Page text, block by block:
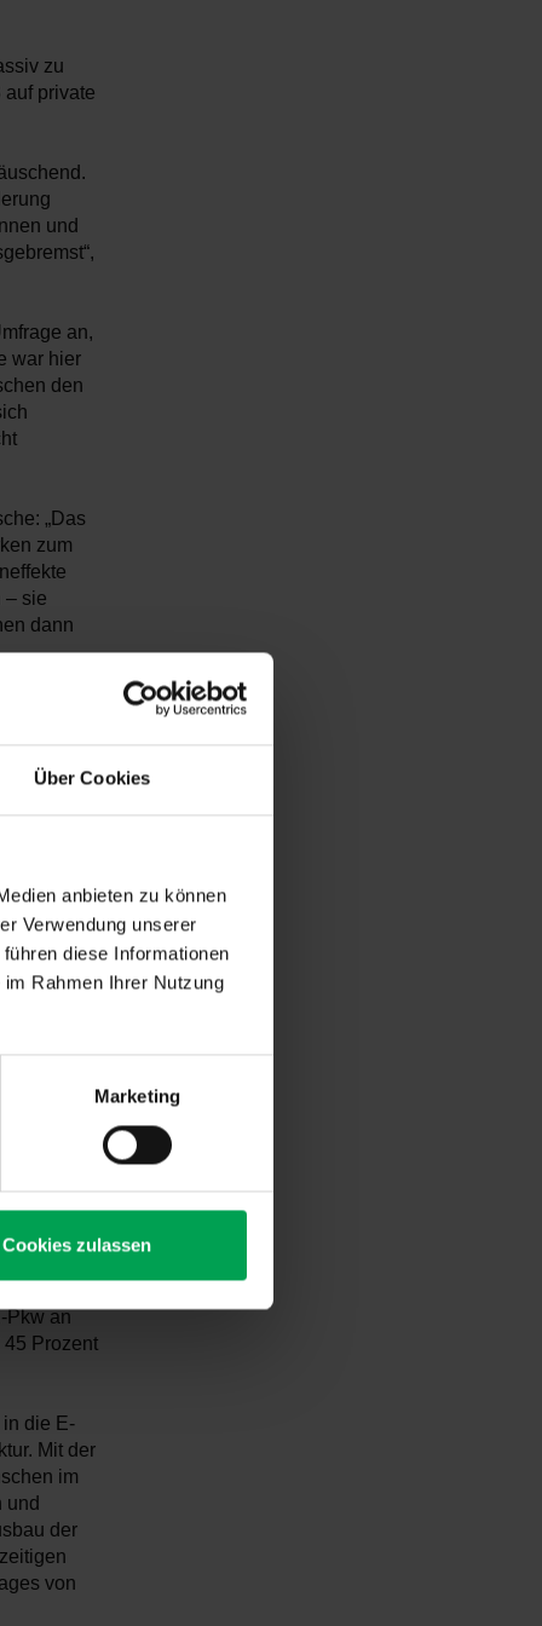
Über Cookies
anbieten zu können
Verwendung unserer
diese Informationen
Rahmen Ihrer Nutzung
Marketing
Cookies zulassen
zu
private
und
an,
war hier
den
„Das
zum
– sie
dann
in allen
kommen
Bedarf
Monaten
Bestands
Pkw an
Prozent
die E-
Mit der
im
und
der
von